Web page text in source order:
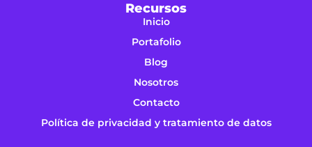
Recursos
Inicio
Portafolio
Blog
Nosotros
Contacto
Política de privacidad y tratamiento de datos